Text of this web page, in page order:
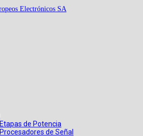
Etapas de Potencia
Procesadores de Señal